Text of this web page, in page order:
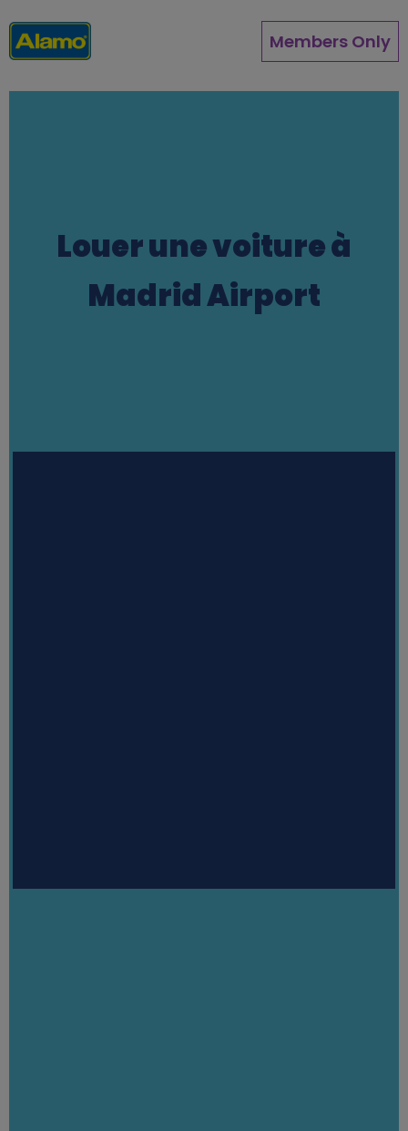
au
contenu
Members Only
Louer une voiture à
Madrid Airport